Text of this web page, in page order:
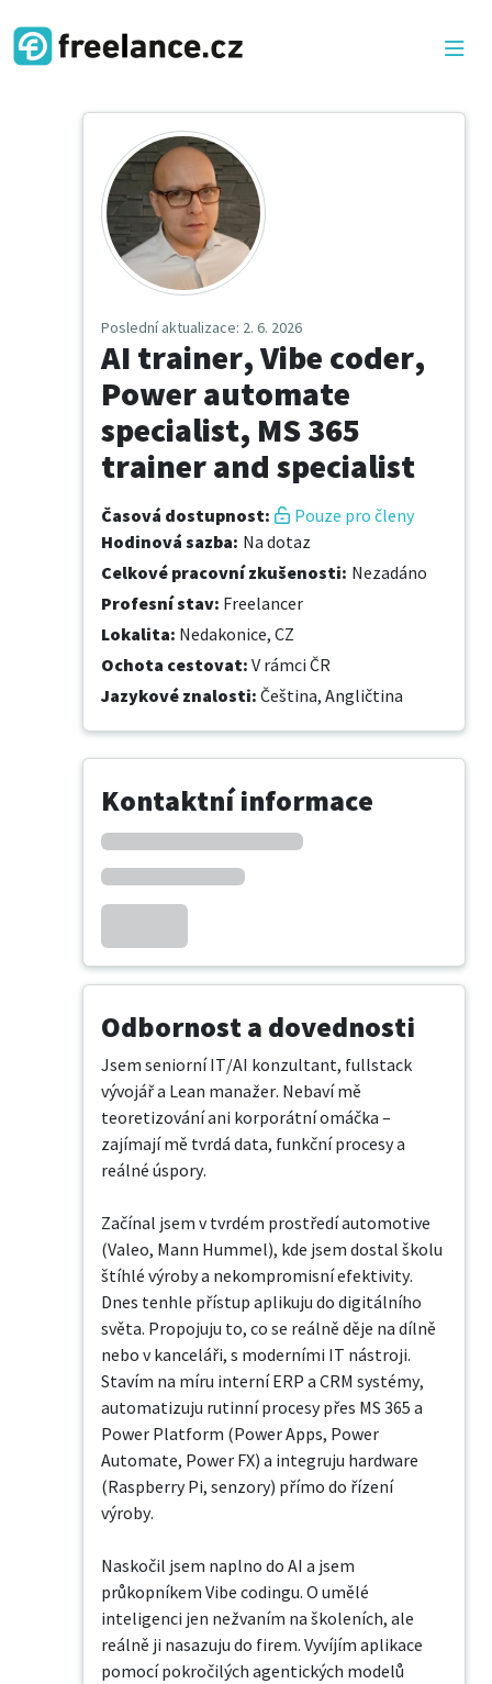
Poslední aktualizace: 2. 6. 2026
AI trainer, Vibe coder,
Power automate
specialist, MS 365
trainer and specialist
Časová dostupnost:
Pouze pro členy
Hodinová sazba: Na dotaz
Celkové pracovní zkušenosti: Nezadáno
Profesní stav: Freelancer
Lokalita: Nedakonice, CZ
Ochota cestovat: V rámci ČR
Jazykové znalosti: Čeština, Angličtina
Kontaktní informace
Odbornost a dovednosti
Jsem seniorní IT/AI konzultant, fullstack
vývojář a Lean manažer. Nebaví mě
teoretizování ani korporátní omáčka –
zajímají mě tvrdá data, funkční procesy a
reálné úspory.
Začínal jsem v tvrdém prostředí automotive
(Valeo, Mann Hummel), kde jsem dostal školu
štíhlé výroby a nekompromisní efektivity.
Dnes tenhle přístup aplikuju do digitálního
světa. Propojuju to, co se reálně děje na dílně
nebo v kanceláři, s moderními IT nástroji.
Stavím na míru interní ERP a CRM systémy,
automatizuju rutinní procesy přes MS 365 a
Power Platform (Power Apps, Power
Automate, Power FX) a integruju hardware
(Raspberry Pi, senzory) přímo do řízení
výroby.
Naskočil jsem naplno do AI a jsem
průkopníkem Vibe codingu. O umělé
inteligenci jen nežvaním na školeních, ale
reálně ji nasazuju do firem. Vyvíjím aplikace
pomocí pokročilých agentických modelů